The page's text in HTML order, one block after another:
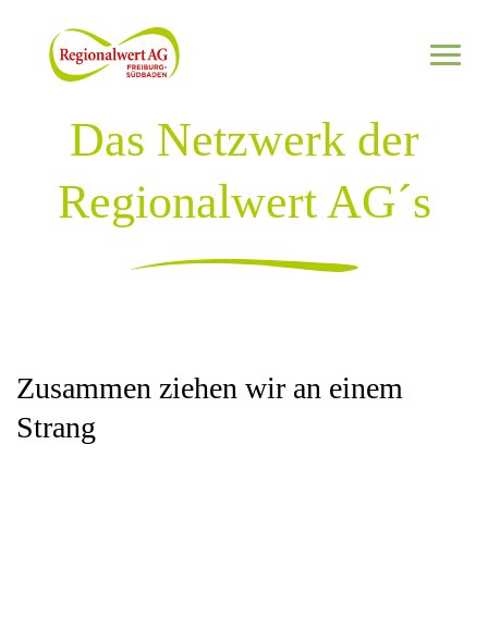
Netzwerk
Informieren
Jetzt Partnerbetrieb werden
Das Netzwerk der
Regionalwert AG´s
Zusammen ziehen wir an einem
Strang